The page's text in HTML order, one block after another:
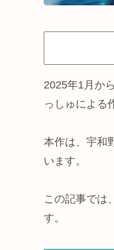
2025年1月か
っしゅによる
本作は、宇和
います。
この記事では
す。